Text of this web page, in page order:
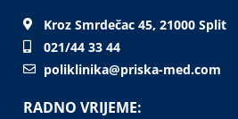
Kroz Smrdečac 45, 21000 Split
021/44 33 44
poliklinika@priska-med.com
RADNO VRIJEME: